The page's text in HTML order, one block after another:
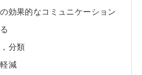
効果的なコミュニケーション
分類
減